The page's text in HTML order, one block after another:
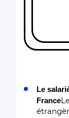
Le
France